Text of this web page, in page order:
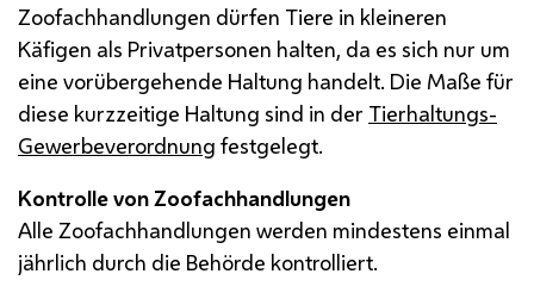
Zoofachhandlungen dürfen Tiere in kleineren
Käfigen als Privatpersonen halten, da es sich nur um
eine vorübergehende Haltung handelt. Die Maße für
diese kurzzeitige Haltung sind in der Tierhaltungs-
Gewerbeverordnung festgelegt.
Kontrolle von Zoofachhandlungen
Alle Zoofachhandlungen werden mindestens einmal
jährlich durch die Behörde kontrolliert.